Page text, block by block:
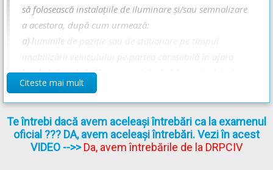
să folosească instalaţiile de iluminare şi/sau semnalizare
a acestora, după cum urmează:
a) luminile de poziţie sau de staţionare pe timpul
localităţilor, de la lăsarea serii şi până în zorii zilei, ziua
când plouă torenţial, ninge abundent sau este ceaţă
densă ori în alte condiţii care reduc vizibilitatea pe
drumul public;
[...]
Citeste mai mult
Te întrebi dacă avem aceleași întrebări ca la examenul
oficial ??? DA, avem aceleași întrebări. Vezi în acest
VIDEO -->>Da, avem întrebările de la DRPCIV